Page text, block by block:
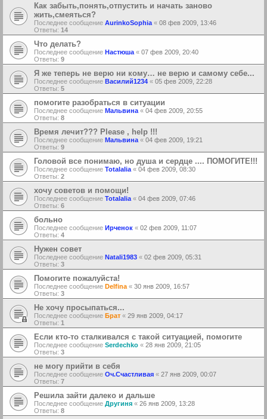
Как забыть,понять,отпустить и начать заново
жить,смеяться?
Последнее сообщение AurinkoSophia « 08 фев 2009, 13:46
Ответы: 14
Что делать?
Последнее сообщение Настюша « 07 фев 2009, 20:40
Ответы: 9
Я же теперь не верю ни кому… не верю и самому себе...
Последнее сообщение Василий1234 « 05 фев 2009, 22:28
Ответы: 5
помогите разобраться в ситуации
Последнее сообщение Мальвина « 04 фев 2009, 20:55
Ответы: 8
Время лечит??? Please , help !!!
Последнее сообщение Мальвина « 04 фев 2009, 19:21
Ответы: 9
Головой все понимаю, но душа и сердце .... ПОМОГИТЕ!!!
Последнее сообщение Totalalia « 04 фев 2009, 08:30
Ответы: 2
хочу советов и помощи!
Последнее сообщение Totalalia « 04 фев 2009, 07:46
Ответы: 6
больно
Последнее сообщение Ирченок « 02 фев 2009, 11:07
Ответы: 4
Нужен совет
Последнее сообщение Natali1983 « 02 фев 2009, 05:31
Ответы: 3
Помогите пожалуйста!
Последнее сообщение Delfina « 30 янв 2009, 16:57
Ответы: 3
Не хочу просыпаться...
Последнее сообщение Брат « 29 янв 2009, 04:17
Ответы: 1
Если кто-то сталкивался с такой ситуацией, помогите
Последнее сообщение Serdechko « 28 янв 2009, 21:05
Ответы: 3
не могу прийти в себя
Последнее сообщение Оч.Счастливая « 27 янв 2009, 00:07
Ответы: 7
Решила зайти далеко и дальше
Последнее сообщение Другиня « 26 янв 2009, 13:28
Ответы: 8